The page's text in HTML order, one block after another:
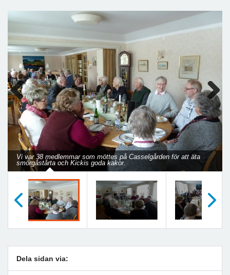
Vi var 38 medlemmar som möttes på Casselgården för att äta
smörgåstårta och Kickis goda kakor.
Previous Next
Dela sidan via: